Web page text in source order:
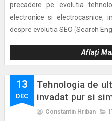
precadere pe evolutia
electronice si electrocasnice,
despre evolutia SEO (Search
Aflați
13
DEC
Tehnologia de
invadat pur si
Constantin Hriban